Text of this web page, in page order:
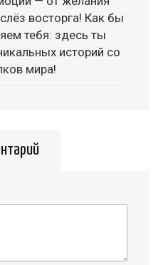
восторга! Как бы
тебя: здесь ты
историй со
мира!